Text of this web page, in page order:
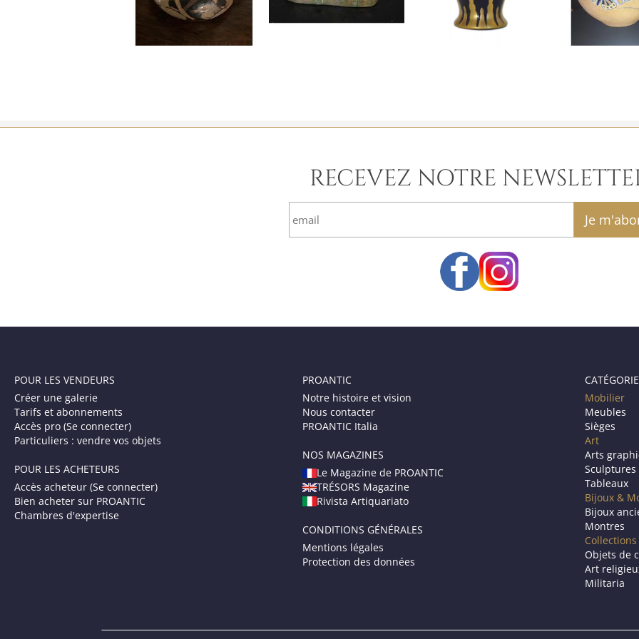
RECEVEZ NOTRE
POUR LES VENDEURS
Créer une galerie
Tarifs et abonnements
Accès pro (Se connecter)
Particuliers : vendre vos objets
POUR LES ACHETEURS
Accès acheteur (Se connecter)
Bien acheter sur PROANTIC
Chambres d'expertise
PROANTIC
Notre histoire et vision
Nous contacter
PROANTIC Italia
NOS MAGAZINES
Le Magazine de PROANTIC
TRÉSORS Magazine
Rivista Artiquariato
CONDITIONS GÉNÉRALES
Mentions légales
Protection des données
Mobilier
Meubles
Sièges
Art
Arts
Sculptures
Tableaux
Bijoux &
Bijoux
Montres
Collections
Objets de
Art
Militaria